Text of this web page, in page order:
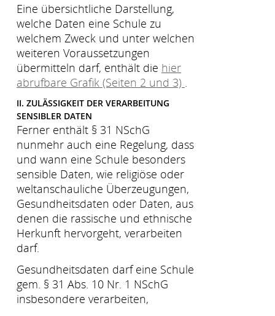
Eine übersichtliche Darstellung,
welche Daten eine Schule zu
welchem Zweck und unter welchen
weiteren Voraussetzungen
übermitteln darf, enthält die hier
abrufbare Grafik (Seiten 2 und 3) .
II. ZULÄSSIGKEIT DER VERARBEITUNG
SENSIBLER DATEN
Ferner enthält § 31 NSchG
nunmehr auch eine Regelung, dass
und wann eine Schule besonders
sensible Daten, wie religiöse oder
weltanschauliche Überzeugungen,
Gesundheitsdaten oder Daten, aus
denen die rassische und ethnische
Herkunft hervorgeht, verarbeiten
darf.
Gesundheitsdaten darf eine Schule
gem. § 31 Abs. 10 Nr. 1 NSchG
insbesondere verarbeiten,